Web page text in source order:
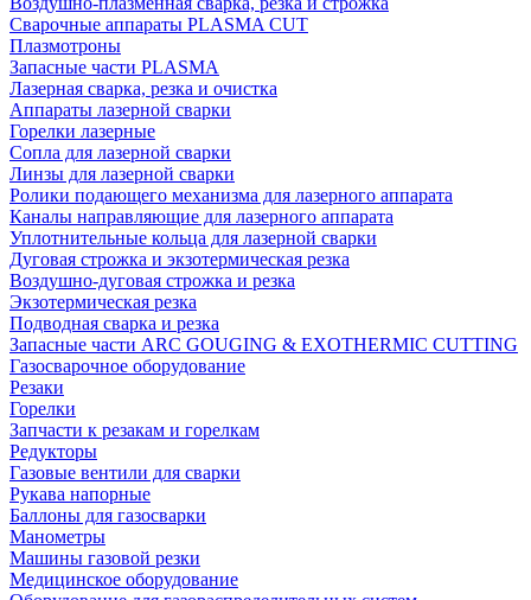
Сварочные аппараты PLASMA CUT
Плазмотроны
Запасные части PLASMA
Лазерная сварка, резка и очистка
Аппараты лазерной сварки
Горелки лазерные
Сопла для лазерной сварки
Линзы для лазерной сварки
Ролики подающего механизма для лазерного аппарата
Каналы направляющие для лазерного аппарата
Уплотнительные кольца для лазерной сварки
Дуговая строжка и экзотермическая резка
Воздушно-дуговая строжка и резка
Экзотермическая резка
Подводная сварка и резка
Запасные части ARC GOUGING & EXOTHERMIC CUTTING
Газосварочное оборудование
Резаки
Горелки
Запчасти к резакам и горелкам
Редукторы
Газовые вентили для сварки
Рукава напорные
Баллоны для газосварки
Манометры
Машины газовой резки
Медицинское оборудование